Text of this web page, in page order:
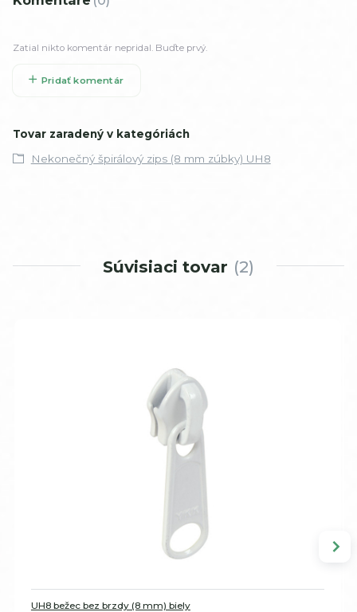
Zatial nikto komentár nepridal. Buďte prvý.
Pridať komentár
Tovar zaradený v kategóriách
Nekonečný špirálový zips (8 mm zúbky) UH8
Súvisiaci tovar 2
UH8 bežec bez brzdy (8 mm) biely